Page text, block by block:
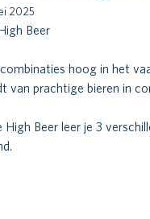
2025
Beer
hoog in het
van prachtige bieren in
Beer leer je 3